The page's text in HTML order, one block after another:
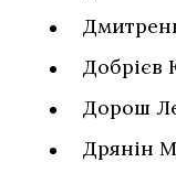
Добрієв
Дорош
Дрянін